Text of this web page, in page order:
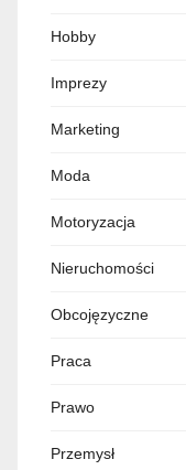
Hobby
Imprezy
Marketing
Moda
Motoryzacja
Nieruchomości
Obcojęzyczne
Praca
Prawo
Przemysł